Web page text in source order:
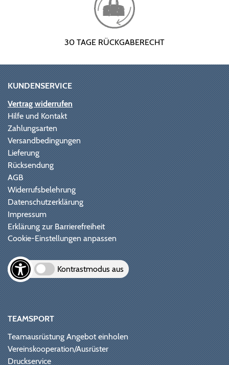
30 TAGE RÜCKGABERECHT
KUNDENSERVICE
Vertrag widerrufen
Hilfe und Kontakt
Zahlungsarten
Versandbedingungen
Lieferung
Rücksendung
AGB
Widerrufsbelehrung
Datenschutzerklärung
Impressum
Erklärung zur Barrierefreiheit
Cookie-Einstellungen anpassen
Kontrastmodus aus
TEAMSPORT
Teamausrüstung Angebot einholen
Vereinskooperation/Ausrüster
Druckservice